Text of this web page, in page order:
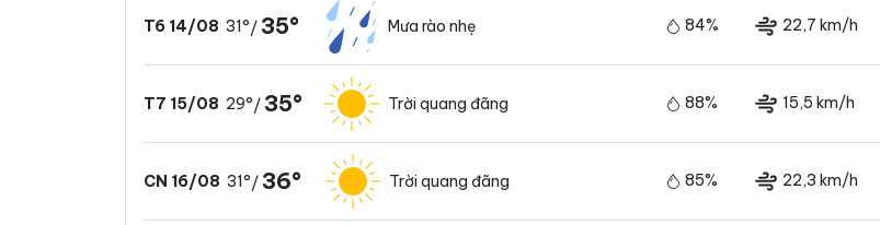
T6 14/08 31°/35° Mưa rào nhẹ 84% 22,7 km/h
T7 15/08 29°/35° Trời quang đãng 88% 15,5 km/h
CN 16/08 31°/36° Trời quang đãng 85% 22,3 km/h